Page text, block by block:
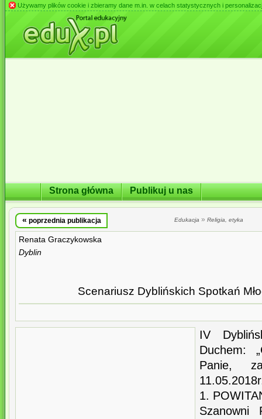
Używamy plików cookie i zbieramy dane m.in. w celach statystycznych i
Strona główna Publikuj u nas
« poprzednia publikacja Edukacja » Religia, etyka
Renata Graczykowska
Dyblin
Scenariusz Dyblińskich Spotkań
IV
Duchem:
Panie,
1.
Szanowni